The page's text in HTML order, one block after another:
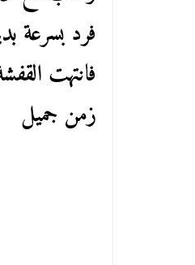
فرد بسرعة
فانتهت
زمن جميل